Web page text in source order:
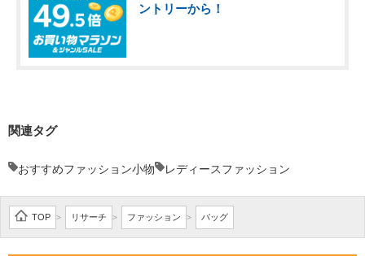
ントリーから！
関連タグ
おすすめファッション小物 レディースファッション
TOP > リサーチ > ファッション > バッグ